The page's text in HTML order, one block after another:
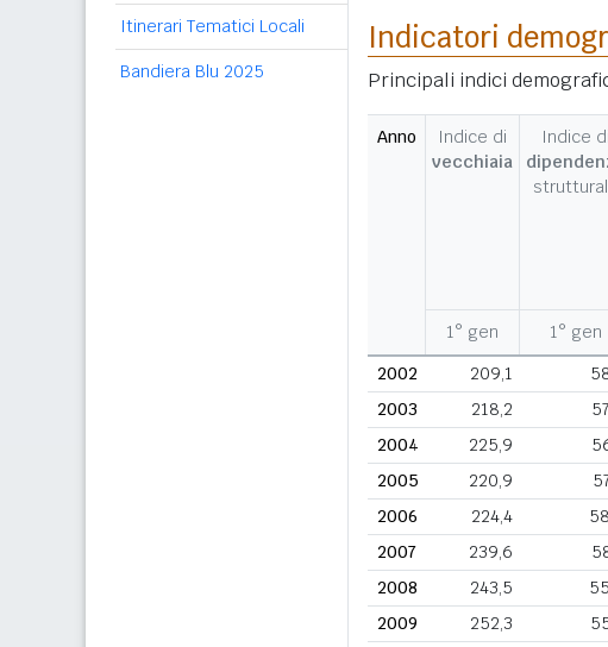
Itinerari Tematici Locali
Bandiera Blu 2025
Indicatori
Principali indici
Anno
Indice di
vecchiaia
Indice di
1° gen 1° gen
2002
209,1
2003
218,2
2004
225,9
2005
220,9
2006
224,4
2007
239,6
2008
243,5
2009
252,3